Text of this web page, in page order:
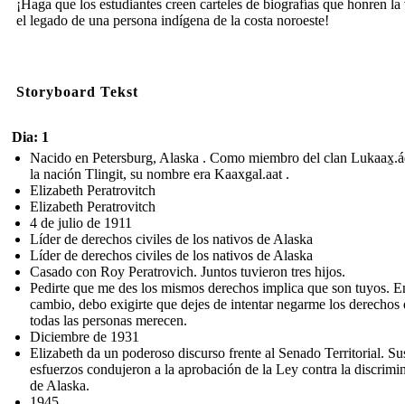
¡Haga que los estudiantes creen carteles de biografías que honren
el legado de una persona indígena de la costa noroeste!
Storyboard Tekst
Dia: 1
Nacido en Petersburg, Alaska . Como miembro del clan
la nación Tlingit, su nombre era Kaaxgal.aat .
Elizabeth Peratrovitch
Elizabeth Peratrovitch
4 de julio de 1911
Líder de derechos civiles de los nativos de Alaska
Líder de derechos civiles de los nativos de Alaska
Casado con Roy Peratrovich. Juntos tuvieron tres hijos.
Pedirte que me des los mismos derechos implica que son tuyos.
cambio, debo exigirte que dejes de intentar negarme los derechos
todas las personas merecen.
Diciembre de 1931
Elizabeth da un poderoso discurso frente al Senado Territorial.
esfuerzos condujeron a la aprobación de la Ley contra la
de Alaska.